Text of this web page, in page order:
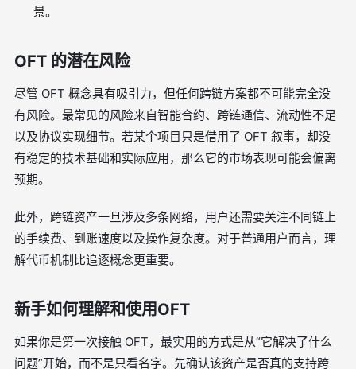
景。
OFT 的潜在风险
尽管 OFT 概念具有吸引力，但任何跨链方案都不可能完全没
有风险。最常见的风险来自智能合约、跨链通信、流动性不足
以及协议实现细节。若某个项目只是借用了 OFT 叙事，却没
有稳定的技术基础和实际应用，那么它的市场表现可能会偏离
预期。
此外，跨链资产一旦涉及多条网络，用户还需要关注不同链上
的手续费、到账速度以及操作复杂度。对于普通用户而言，理
解代币机制比追逐概念更重要。
新手如何理解和使用OFT
如果你是第一次接触 OFT，最实用的方式是从“它解决了什么
问题”开始，而不是只看名字。先确认该资产是否真的支持跨